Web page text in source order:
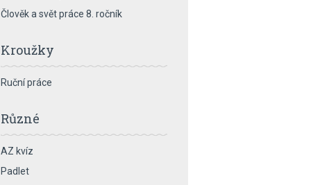
Člověk a svět práce 8. ročník
Kroužky
Ruční práce
Různé
AZ kvíz
Padlet